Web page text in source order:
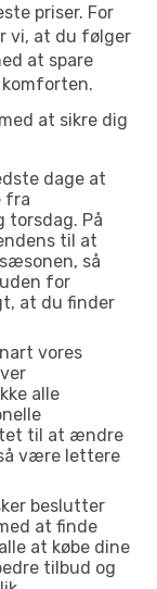
priser. For
vi, at du følger
at spare
komforten.
at sikre dig
dage at
fra
torsdag. På
til at
så
for
at du finder
vores
alle
til at ændre
være lettere
beslutter
at finde
at købe dine
tilbud og